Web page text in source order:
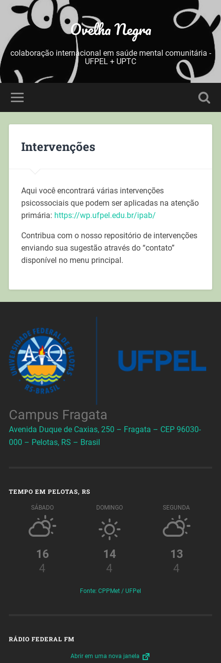
Ovelha Negra
colaboração internacional em saúde mental comunitária -
UFPEL + UPTC
Intervenções
Aqui você encontrará várias intervenções
psicossociais que podem ser aplicadas na atenção
primária: https://wp.ufpel.edu.br/ipab/
Contribua com o nosso repositório de intervenções
enviando sua sugestão através do “contato”
disponível no menu principal.
Campus Fragata
Avenida Duque de Caxias, 250 – Fragata – CEP 96030-
000 – Pelotas, RS – Brasil
TEMPO EM PELOTAS, RS
SÁBADO
16
4
DOMINGO
14
4
SEGUNDA
13
4
Fonte: CPPMet / UFPel
RÁDIO FEDERAL FM
Abrir em uma nova janela